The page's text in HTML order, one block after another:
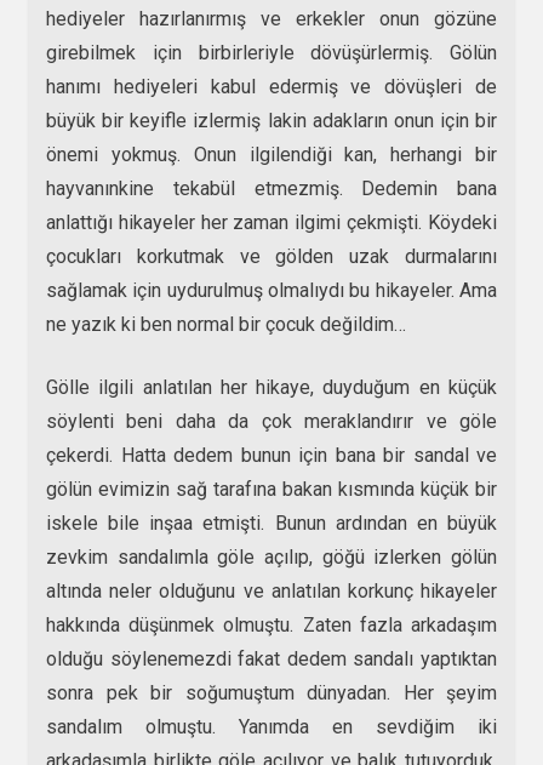
hediyeler hazırlanırmış ve erkekler onun gözüne
girebilmek için birbirleriyle dövüşürlermiş. Gölün
hanımı hediyeleri kabul edermiş ve dövüşleri de
büyük bir keyifle izlermiş lakin adakların onun için bir
önemi yokmuş. Onun ilgilendiği kan, herhangi bir
hayvanınkine tekabül etmezmiş. Dedemin bana
anlattığı hikayeler her zaman ilgimi çekmişti. Köydeki
çocukları korkutmak ve gölden uzak durmalarını
sağlamak için uydurulmuş olmalıydı bu hikayeler. Ama
ne yazık ki ben normal bir çocuk değildim…
Gölle ilgili anlatılan her hikaye, duyduğum en küçük
söylenti beni daha da çok meraklandırır ve göle
çekerdi. Hatta dedem bunun için bana bir sandal ve
gölün evimizin sağ tarafına bakan kısmında küçük bir
iskele bile inşaa etmişti. Bunun ardından en büyük
zevkim sandalımla göle açılıp, göğü izlerken gölün
altında neler olduğunu ve anlatılan korkunç hikayeler
hakkında düşünmek olmuştu. Zaten fazla arkadaşım
olduğu söylenemezdi fakat dedem sandalı yaptıktan
sonra pek bir soğumuştum dünyadan. Her şeyim
sandalım olmuştu. Yanımda en sevdiğim iki